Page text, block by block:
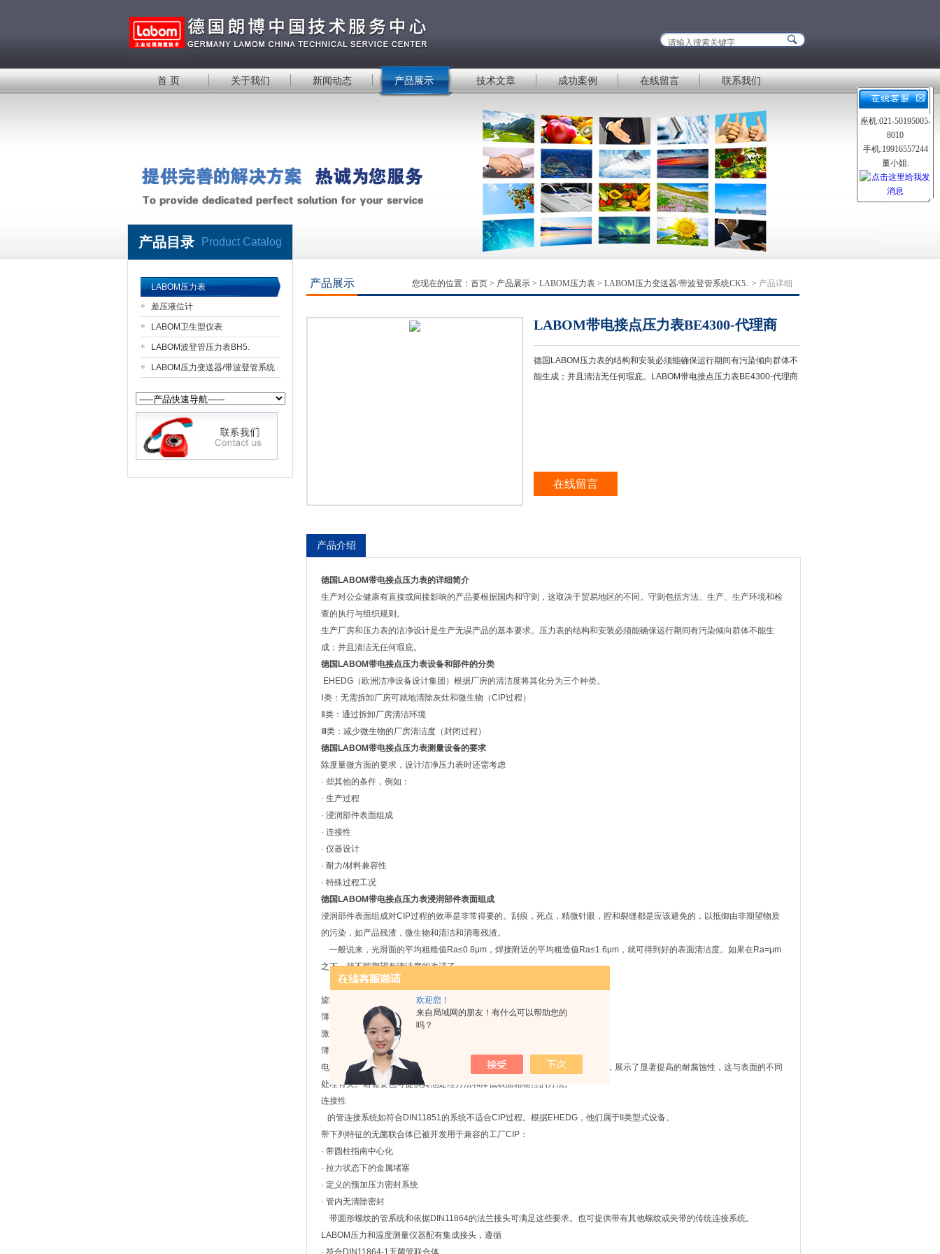
欢迎您！
来自局域网的朋友！有什么可以帮助您的
吗？
公司名称
首 页 关于我们 新闻动态 产品展示 技术文章 成功案例 在线留言 联系我们
产品目录 Product Catalog
LABOM压力表
差压液位计
LABOM卫生型仪表
LABOM波登管压力表BH5.
LABOM压力变送器/带波登管系统
产品展示 您现在的位置： 首页 > 产品展示 > LABOM压力表 > LABOM压力变送器/带波登管系统CK5.. > 产品详细
LABOM带电接点压力表BE4300-代理商
德国LABOM压力表的结构和安装必须能确保运行期间有污染倾向群体不
能生成；并且清洁无任何瑕庇。LABOM带电接点压力表BE4300-代理商
在线留言
产品介绍
德国LABOM带电接点压力表的详细简介
生产对公众健康有直接或间接影响的产品要根据国内和守则，这取决于贸易地区的不同。守则包括方法、生产、生产环境和检
查的执行与组织规则。
生产厂房和压力表的洁净设计是生产无误产品的基本要求。压力表的结构和安装必须能确保运行期间有污染倾向群体不能生
成；并且清洁无任何瑕庇。
德国LABOM带电接点压力表设备和部件的分类
EHEDG（欧洲洁净设备设计集团）根据厂房的清洁度将其化分为三个种类。
Ⅰ类：无需拆卸厂房可就地清除灰灶和微生物（CIP过程）
Ⅱ类：通过拆卸厂房清洁环境
Ⅲ类：减少微生物的厂房清洁度（封闭过程）
德国LABOM带电接点压力表测量设备的要求
除度量微方面的要求，设计洁净压力表时还需考虑
· 些其他的条件，例如：
· 生产过程
· 浸润部件表面组成
· 连接性
· 仪器设计
· 耐力/材料兼容性
· 特殊过程工况
德国LABOM带电接点压力表浸润部件表面组成
浸润部件表面组成对CIP过程的效率是非常得要的。刮痕，死点，精微针眼，腔和裂缝都是应该避免的，以抵御由非期望物质
的污染，如产品残渣，微生物和清洁和消毒残渣。
一般说来，光滑面的平均粗糙值Ra≤0.8μm，焊接附近的平均粗造值Ra≤1.6μm，就可得到好的表面清洁度。如果在Ra=μm
之下，就不能期望有清洁度的改进了。
LABOM可提供带有下列表面质量用于介质接触的洁净设计的标准仪器：
旋转部件 Ra≤0.8μm
簿 片 Ra≤0.4μm
激光焊接：
簿片/叶形片 Ra≤0.8μm
电抛光可改善表面质量。抛光铬镍铜使氧气释放时，会同化材料表面的钝化层，展示了显著提高的耐腐蚀性，这与表面的不同
处理有关。若需要也可提供其他处理方法和降低表面粗糙性的方法。
连接性
的管连接系统如符合DIN11851的系统不适合CIP过程。根据EHEDG，他们属于II类型式设备。
带下列特征的无菌联合体已被开发用于兼容的工厂CIP：
· 带圆柱指南中心化
· 拉力状态下的金属堵塞
· 定义的预加压力密封系统
· 管内无清除密封
带圆形螺纹的管系统和依据DIN11864的法兰接头可满足这些要求。也可提供带有其他螺纹或夹带的传统连接系统。
LABOM压力和温度测量仪器配有集成接头，遵循
· 符合DIN11864-1无菌管联合体
座机:021-50195005-
8010
手机:19916557244
董小姐: